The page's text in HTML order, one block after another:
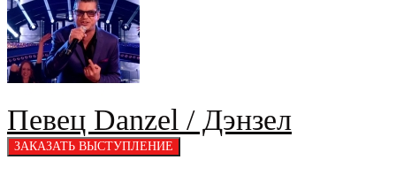
Певец Danzel / Дэнзел